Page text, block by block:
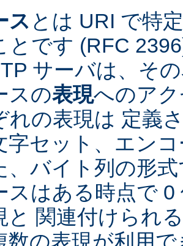
ス とは URI で特
とです (RFC
サーバは、そ
スの表現へのア
れの表現は 定義
字セット、エン
、バイト列の形
スはある時点で
と 関連付けられ
数の表現が利用